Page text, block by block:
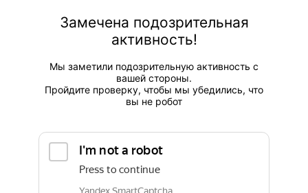
Замечена подозрительная
активность!
Мы заметили подозрительную активность с
вашей стороны.
Пройдите проверку, чтобы мы убедились, что
вы не робот